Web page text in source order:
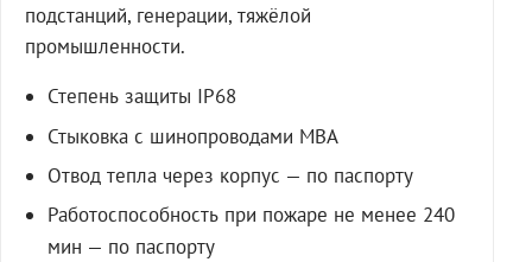
подстанций, генерации, тяжёлой
промышленности.
Степень защиты IP68
Стыковка с шинопроводами МВА
Отвод тепла через корпус — по паспорту
Работоспособность при пожаре не менее 240
мин — по паспорту